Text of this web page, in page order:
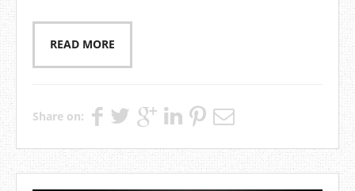
READ MORE
Share on: